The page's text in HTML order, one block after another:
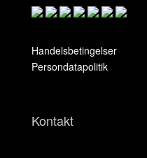
Handelsbetingelser
Persondatapolitik
Kontakt